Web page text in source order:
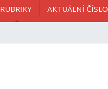
RUBRIKY AKTUÁLNÍ ČÍSLO